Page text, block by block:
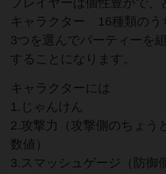
プレイヤーは個性豊かで、
キャラクター 16種類のう
3つを選んでパーティーを
することになります。
キャラクターには
1.じゃんけん
2.攻撃力（攻撃側のちょう
数値）
3.スマッシュゲージ（防御